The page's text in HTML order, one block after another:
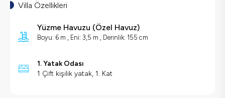
Villa Özellikleri
Yüzme Havuzu (Özel Havuz)
Boyu: 6 m , Eni: 3,5 m , Derinlik: 155 cm
1. Yatak Odası
1 Çift kişilik yatak, 1. Kat